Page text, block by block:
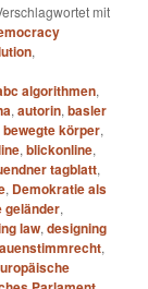
mit
,
algorithmen,
,autorin,basler
bewegte körper,
,blickonline,
tagblatt,
, Demokratie als
geländer,
law,designing
,